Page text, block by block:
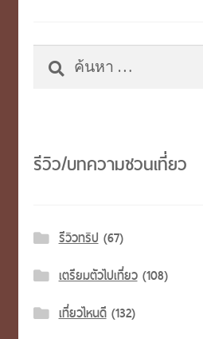
ค้นหา
สำหรับ:
รีวิว/บทความชวนเที่ยว
รีวิวทริป(67)
เตรียมตัวไปเที่ยว(108)
เที่ยวไหนดี(132)